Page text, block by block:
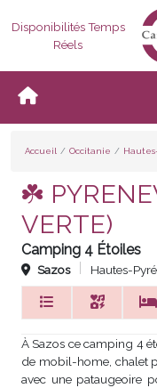
Disponibilités Temps
Réels
Accueil Occitanie
☘️
VERTE)
Camping 4 Étoiles
Sazos Hautes-
À Sazos ce camping 4
de mobil-home, chalet
avec une pataugeoire